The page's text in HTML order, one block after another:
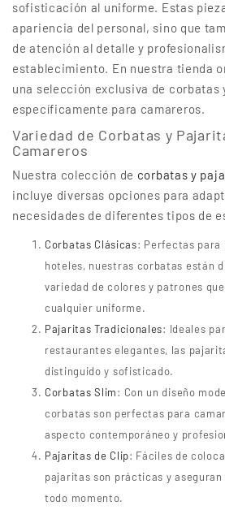
sofisticación al uniforme. Estas
apariencia del personal, sino que
de atención al detalle y
establecimiento. En nuestra tienda
una selección exclusiva de corbatas
específicamente para camareros.
Variedad de Corbatas y
Camareros
Nuestra colección de corbatas y
incluye diversas opciones para
necesidades de diferentes tipos de
Corbatas Clásicas: Perfectas para
hoteles, nuestras corbatas están
variedad de colores y patrones
cualquier uniforme.
Pajaritas Tradicionales: Ideales
restaurantes elegantes, las
distinguido y sofisticado.
Corbatas Slim: Con un diseño
corbatas son perfectas para
aspecto contemporáneo y
Pajaritas de Clip: Fáciles de
pajaritas son prácticas y
todo momento.